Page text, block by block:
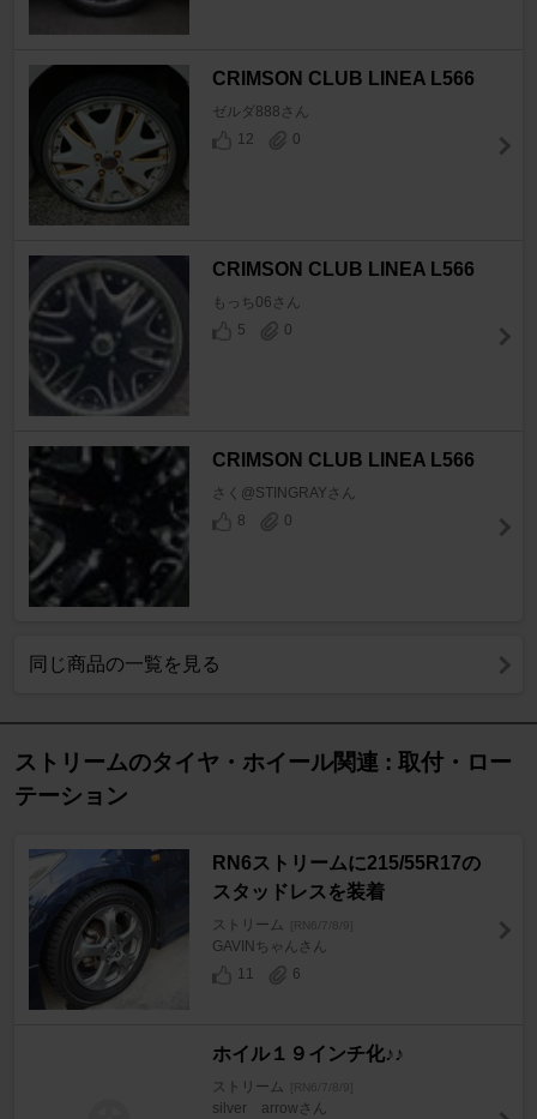
CRIMSON CLUB LINEA L566
ゼルダ888さん
12
0
CRIMSON CLUB LINEA L566
もっち06さん
5
0
CRIMSON CLUB LINEA L566
さく@STINGRAYさん
8
0
同じ商品の一覧を見る
ストリームのタイヤ・ホイール関連 : 取付・ロー
テーション
RN6ストリームに215/55R17の
スタッドレスを装着
ストリーム [RN6/7/8/9]
GAVINちゃんさん
11
6
ホイル１９インチ化♪♪
ストリーム [RN6/7/8/9]
silver arrowさん